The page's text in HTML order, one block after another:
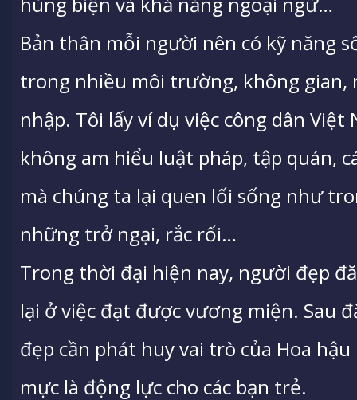
Bản thân mỗi người nên có kỹ năng
trong nhiều môi trường, không
nhập. Tôi lấy ví dụ việc công dân
không am hiểu luật pháp, tập quán,
mà chúng ta lại quen lối sống như
những trở ngại, rắc rối…
Trong thời đại hiện nay, người đẹp
lại ở việc đạt được vương miện. Sau
đẹp cần phát huy vai trò của Hoa
mực là động lực cho các bạn trẻ.